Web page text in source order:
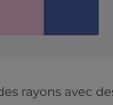
rayons avec